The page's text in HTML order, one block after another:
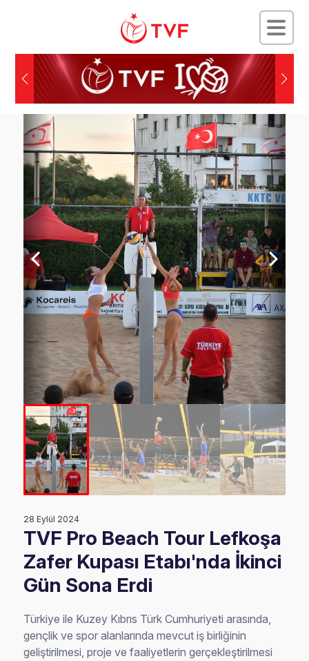
28 Eylül 2024
TVF Pro Beach Tour Lefkoşa
Zafer Kupası Etabı'nda İkinci
Gün Sona Erdi
Türkiye ile Kuzey Kıbrıs Türk Cumhuriyeti arasında,
gençlik ve spor alanlarında mevcut iş birliğinin
geliştirilmesi, proje ve faaliyetlerin gerçekleştirilmesi